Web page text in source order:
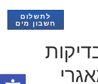
לתשלום
חשבון מים